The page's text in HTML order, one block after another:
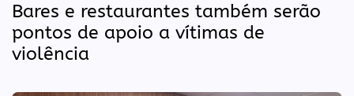
Bares e restaurantes também serão
pontos de apoio a vítimas de
violência